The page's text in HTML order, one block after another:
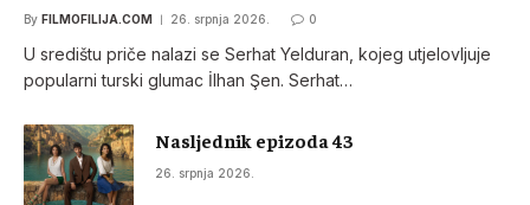
By FILMOFILIJA.COM 26. srpnja 2026. 0
U središtu priče nalazi se Serhat Yelduran, kojeg utjelovljuje
popularni turski glumac İlhan Şen. Serhat…
Nasljednik epizoda 43
26. srpnja 2026.